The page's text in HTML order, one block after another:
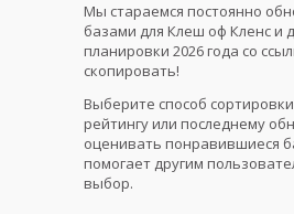
Мы стараемся постоянно
базами для Клеш оф Кленс и
планировки 2026 года со
скопировать!
Выберите способ
рейтингу или последнему
оценивать понравившиеся
помогает другим
выбор.